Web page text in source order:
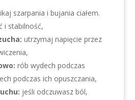
szarpania i bujania ciałem.
i stabilność,
utrzymaj napięcie przez
rób wydech podczas
podczas ich opuszczania,
jeśli odczuwasz ból,